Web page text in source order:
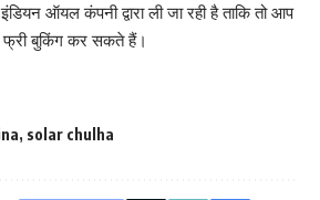
ऑयल कंपनी द्वारा ली जा रही है ताकि तो आप
फ्री बुकिंग कर सकते हैं।
, solar chulha